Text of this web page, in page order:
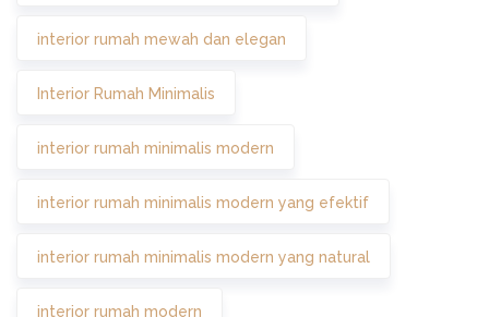
interior rumah mewah dan elegan
Interior Rumah Minimalis
interior rumah minimalis modern
interior rumah minimalis modern yang efektif
interior rumah minimalis modern yang natural
interior rumah modern